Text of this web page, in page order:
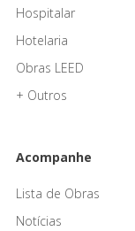
Hospitalar
Hotelaria
Obras LEED
+ Outros
Acompanhe
Lista de Obras
Notícias